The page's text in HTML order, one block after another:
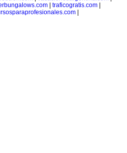
| traficogratis.com|
|